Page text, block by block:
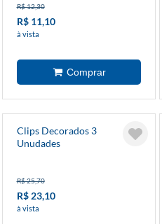
R$ 12,30
R$ 11,10
à vista
Clips Decorados 3
Unudades
R$ 25,70
R$ 23,10
à vista